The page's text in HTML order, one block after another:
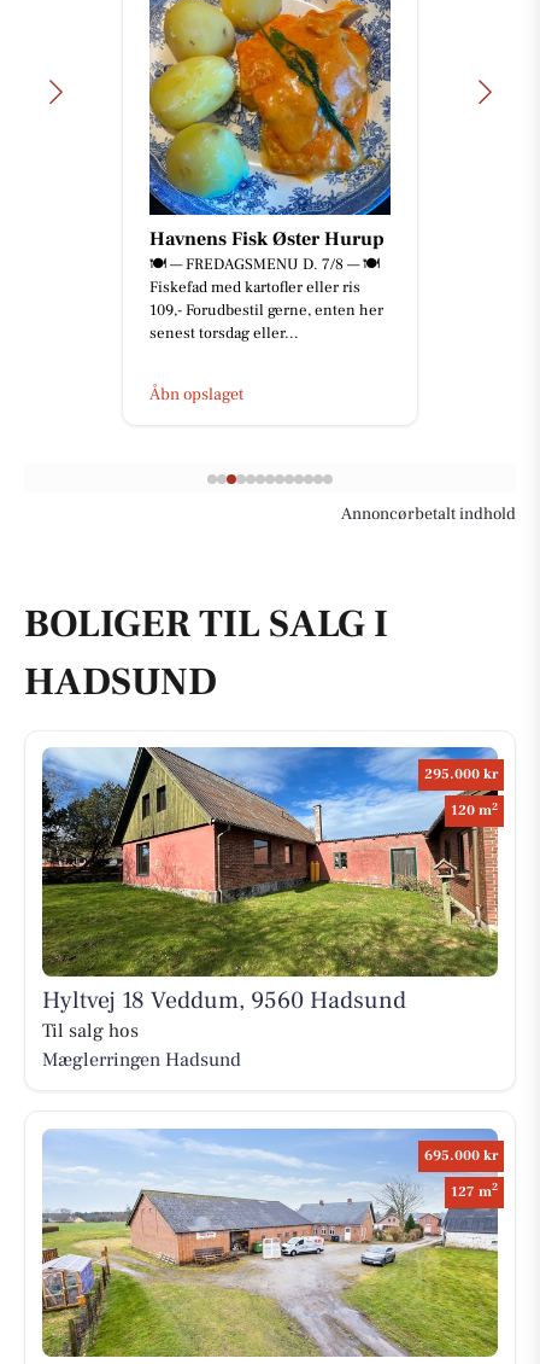
Havnens Fisk Øster Hurup
🍽️ — FREDAGSMENU D. 7/8 — 🍽️
Fiskefad med kartofler eller ris
109,- Forudbestil gerne, enten her
senest torsdag eller...
Åbn opslaget
Annoncørbetalt indhold
BOLIGER TIL SALG I
HADSUND
295.000 kr
120 m2
Hyltvej 18 Veddum, 9560 Hadsund
Til salg hos
Mæglerringen Hadsund
695.000 kr
127 m2